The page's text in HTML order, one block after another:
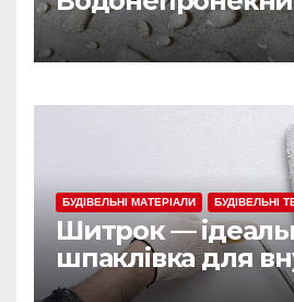
БУДІВЕЛЬНІ МАТЕРІАЛИ БУДІВЕЛЬНІ
Шитрок —
шпаклівка для
обробки